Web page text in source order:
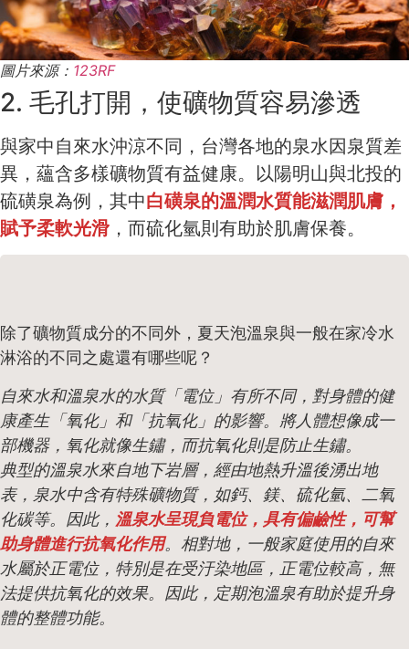
圖片來源： 123RF
2. 毛孔打開，使礦物質容易滲透
與家中自來水沖涼不同，台灣各地的泉水因泉質差
異，蘊含多樣礦物質有益健康。以陽明山與北投的
硫磺泉為例，其中白磺泉的溫潤水質能滋潤肌膚，
賦予柔軟光滑 ，而硫化氫則有助於肌膚保養。
除了礦物質成分的不同外，夏天泡溫泉與一般在家冷水
淋浴的不同之處還有哪些呢？
自來水和溫泉水的水質「電位」有所不同，對身體的健
康產生「氧化」和「抗氧化」的影響。將人體想像成一
部機器，氧化就像生鏽，而抗氧化則是防止生鏽。
典型的溫泉水來自地下岩層，經由地熱升溫後湧出地
表，泉水中含有特殊礦物質，如鈣、鎂、硫化氫、二氧
化碳等。因此， 溫泉水呈現負電位，具有偏鹼性，可幫
助身體進行抗氧化作用。相對地，一般家庭使用的自來
水屬於正電位，特別是在受汙染地區，正電位較高，無
法提供抗氧化的效果。因此，定期泡溫泉有助於提升身
體的整體功能。